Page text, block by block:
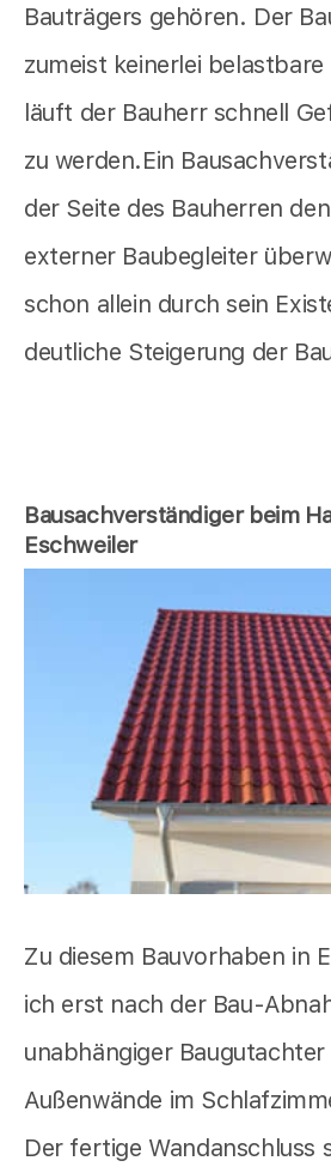
Bauträgers gehören. Der
zumeist keinerlei
läuft der Bauherr schnell
zu werden.Ein
der Seite des Bauherren
externer Baubegleiter
schon allein durch sein
deutliche Steigerung der
Bausachverständiger beim
Eschweiler
Zu diesem Bauvorhaben in
ich erst nach der Bau-
unabhängiger
Außenwände im
Der fertige Wandanschluss